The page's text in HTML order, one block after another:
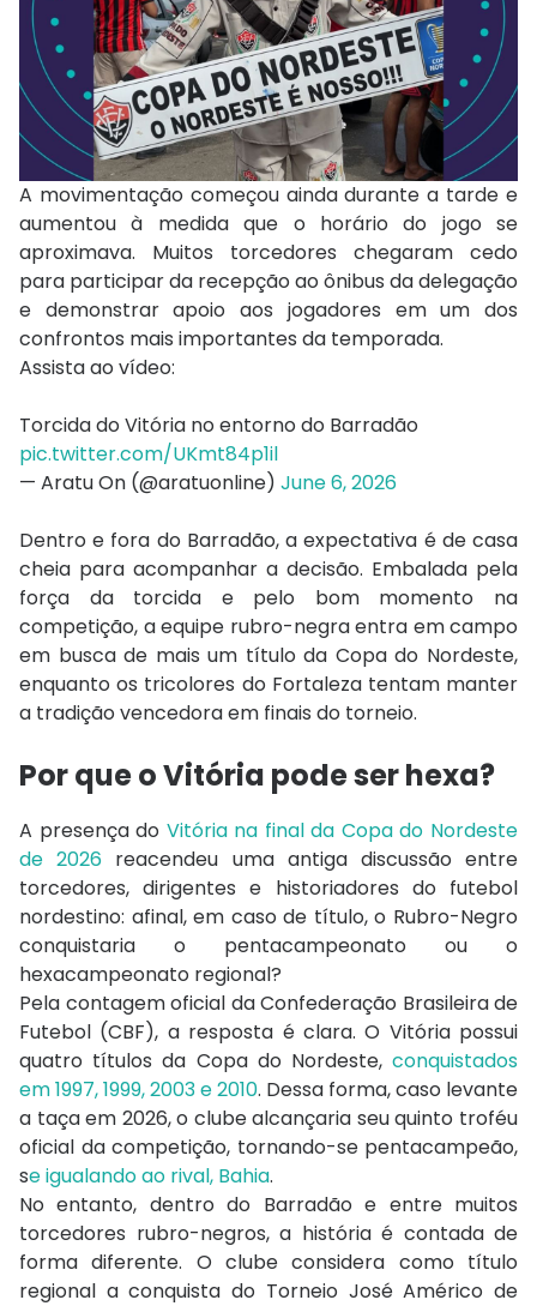
A movimentação começou ainda durante a tarde e
aumentou à medida que o horário do jogo se
aproximava. Muitos torcedores chegaram cedo
para participar da recepção ao ônibus da delegação
e demonstrar apoio aos jogadores em um dos
confrontos mais importantes da temporada.
Assista ao vídeo:
Torcida do Vitória no entorno do Barradão
pic.twitter.com/UKmt84p1il
— Aratu On (@aratuonline) June 6, 2026
Dentro e fora do Barradão, a expectativa é de casa
cheia para acompanhar a decisão. Embalada pela
força da torcida e pelo bom momento na
competição, a equipe rubro-negra entra em campo
em busca de mais um título da Copa do Nordeste,
enquanto os tricolores do Fortaleza tentam manter
a tradição vencedora em finais do torneio.
Por que o Vitória pode ser hexa?
A presença do Vitória na final da Copa do Nordeste
de 2026 reacendeu uma antiga discussão entre
torcedores, dirigentes e historiadores do futebol
nordestino: afinal, em caso de título, o Rubro-Negro
conquistaria o pentacampeonato ou o
hexacampeonato regional?
Pela contagem oficial da Confederação Brasileira de
Futebol (CBF), a resposta é clara. O Vitória possui
quatro títulos da Copa do Nordeste, conquistados
em 1997, 1999, 2003 e 2010. Dessa forma, caso levante
a taça em 2026, o clube alcançaria seu quinto troféu
oficial da competição, tornando-se pentacampeão,
se igualando ao rival, Bahia.
No entanto, dentro do Barradão e entre muitos
torcedores rubro-negros, a história é contada de
forma diferente. O clube considera como título
regional a conquista do Torneio José Américo de